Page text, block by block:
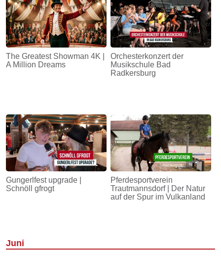
The Greatest Showman 4K |
A Million Dreams
Orchesterkonzert der
Musikschule Bad
Radkersburg
Gungerlfest upgrade |
Schnöll gfrogt
Pferdesportverein
Trautmannsdorf | Der Natur
auf der Spur im Vulkanland
Juni